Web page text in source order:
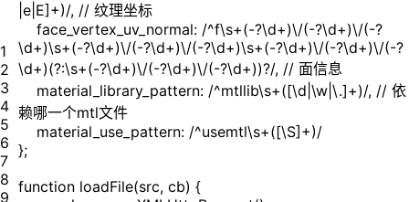
1
2
3
4
5
6
7
8
9
|e|E]+)/, // 纹理坐标
face_vertex_uv_normal: /^f\s+(-?\d+)\/(-?\d+)\/(-?
\d+)\s+(-?\d+)\/(-?\d+)\/(-?\d+)\s+(-?\d+)\/(-?\d+)\/(-?
\d+)(?:\s+(-?\d+)\/(-?\d+)\/(-?\d+))?/, // 面信息
material_library_pattern: /^mtllib\s+([\d|\w|\.]+)/, // 依
赖哪一个mtl文件
material_use_pattern: /^usemtl\s+([\S]+)/
};
function loadFile(src, cb) {